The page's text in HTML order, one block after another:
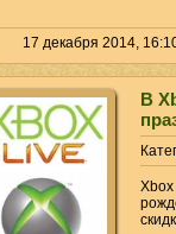
17 декабря 2014,
В